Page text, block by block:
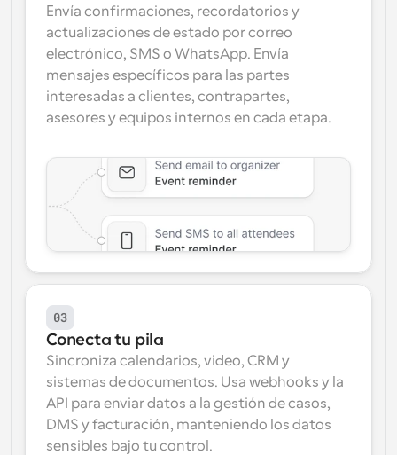
Envía confirmaciones, recordatorios y
actualizaciones de estado por correo
electrónico, SMS o WhatsApp. Envía
mensajes específicos para las partes
interesadas a clientes, contrapartes,
asesores y equipos internos en cada etapa.
03
Conecta tu pila
Sincroniza calendarios, video, CRM y
sistemas de documentos. Usa webhooks y la
API para enviar datos a la gestión de casos,
DMS y facturación, manteniendo los datos
sensibles bajo tu control.